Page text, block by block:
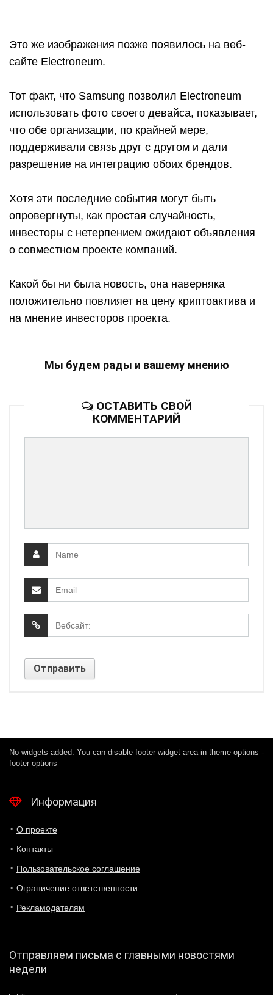
Это же изображения позже появилось на веб-
сайте Electroneum.
Тот факт, что Samsung позволил Electroneum
использовать фото своего девайса, показывает,
что обе организации, по крайней мере,
поддерживали связь друг с другом и дали
разрешение на интеграцию обоих брендов.
Хотя эти последние события могут быть
опровергнуты, как простая случайность,
инвесторы с нетерпением ожидают объявления
о совместном проекте компаний.
Какой бы ни была новость, она наверняка
положительно повлияет на цену криптоактива и
на мнение инвесторов проекта.
Мы будем рады и вашему мнению
ОСТАВИТЬ СВОЙ
КОММЕНТАРИЙ
No widgets added. You can disable footer widget area in theme options -
footer options
Информация
О проекте
Контакты
Пользовательское соглашение
Ограничение ответственности
Рекламодателям
Отправляем письма с главными новостями
недели